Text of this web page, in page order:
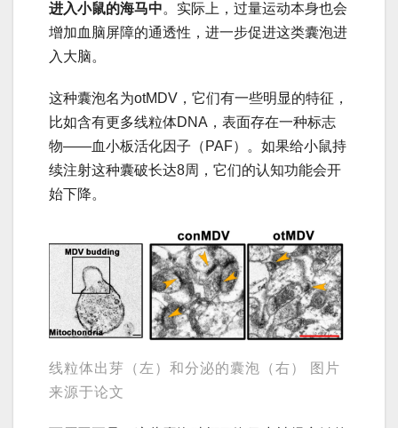
进入小鼠的海马中。实际上，过量运动本身也会
增加血脑屏障的通透性，进一步促进这类囊泡进
入大脑。
这种囊泡名为otMDV，它们有一些明显的特征，
比如含有更多线粒体DNA，表面存在一种标志
物——血小板活化因子（PAF）。如果给小鼠持
续注射这种囊破长达8周，它们的认知功能会开
始下降。
线粒体出芽（左）和分泌的囊泡（右） 图片
来源于论文